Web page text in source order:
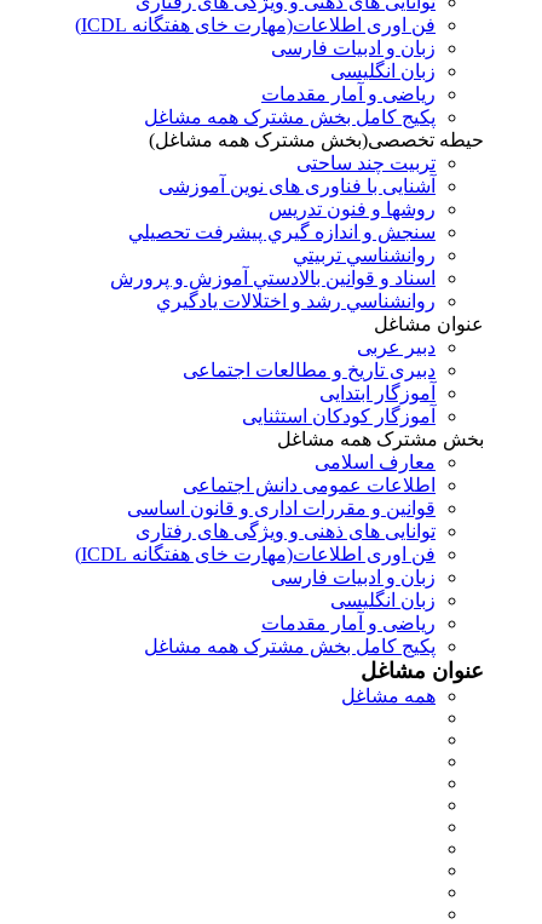
فن اوری اطلاعات(مهارت خای هفتگانه ICDL)
زبان و ادبیات فارسی
زبان انگلیسی
ریاضی و آمار مقدمات
پکیج کامل بخش مشترک همه مشاغل
حیطه تخصصی(بخش مشترک همه مشاغل)
تربیت چند ساحتی
آشنایی با فناوری های نوین آموزشی
روشها و فنون تدريس
سنجش و اندازه گيري پيشرفت تحصيلي
روانشناسي تربيتي
اسناد و قوانين بالادستي آموزش و پرورش
روانشناسي رشد و اختلالات يادگيري
عنوان مشاغل
دبير عربی
دبیری تاریخ و مطالعات اجتماعی
آموزگار ابتدایی
آموزگار کودکان استثنایی
بخش مشترک همه مشاغل
معارف اسلامی
اطلاعات عمومی دانش اجتماعی
قوانین و مقررات اداری و قانون اساسی
توانایی های ذهنی و ویژگی های رفتاری
فن اوری اطلاعات(مهارت خای هفتگانه ICDL)
زبان و ادبیات فارسی
زبان انگلیسی
ریاضی و آمار مقدمات
پکیج کامل بخش مشترک همه مشاغل
عنوان مشاغل
همه مشاغل